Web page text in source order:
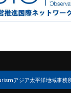
アジア太平洋地域事務